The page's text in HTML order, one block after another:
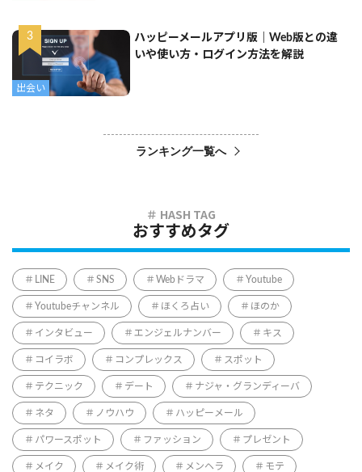
出会い
ハッピーメールアプリ版｜Web版との違
いや使い方・ログイン方法を解説
ランキング一覧へ
おすすめタグ
LINE SNS Webドラマ Youtube
Youtubeチャンネル ほくろ占い ほのか
インタビュー エンジェルナンバー キス
コイラボ コンプレックス スポット
テクニック デート ナジャ・グランディーバ
ネタ ノウハウ ハッピーメール
パワースポット ファッション プレゼント
メイク メイク術 メンヘラ モテ